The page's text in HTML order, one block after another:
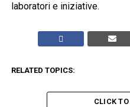
laboratori e iniziative.
RELATED TOPICS:
CLICK